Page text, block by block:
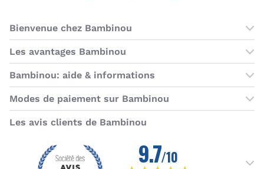
Bienvenue chez Bambinou
Les boutiques Bambinou
Les avantages Bambinou
Cartes cadeaux
Programme de fidélité
Bambinou: aide & informations
Contactez-nous
Horaires du service client
Livraisons et retours
Moyens de paiement
Modes de paiement sur Bambinou
Les avis clients de Bambinou